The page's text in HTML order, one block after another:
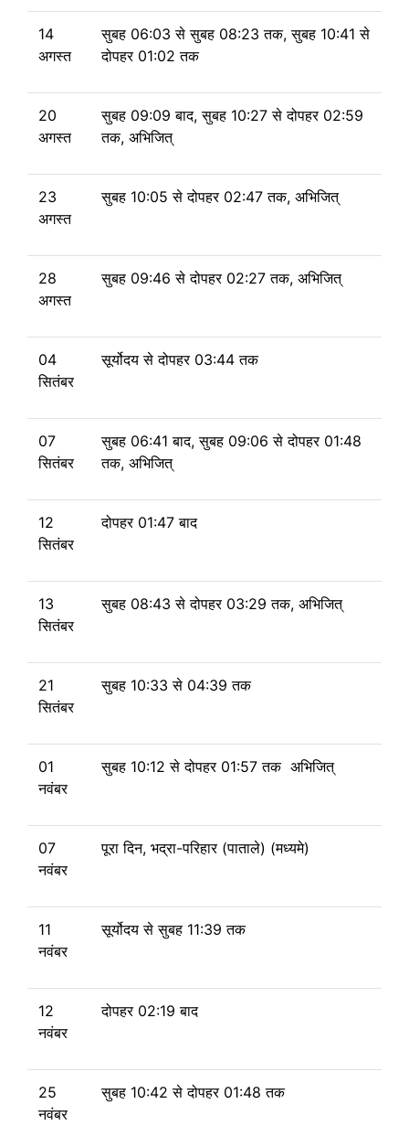
14
अगस्त
सुबह 06:03सेसुबह 08:23 तक, सुबह 10:41से
दोपहर 01:02 तक
20
अगस्त
सुबह 09:09 बाद, सुबह 10:27सेदोपहर 02:59
तक, अभिजित्
23
अगस्त
सुबह 10:05सेदोपहर 02:47 तक, अभिजित्
28
अगस्त
सुबह 09:46सेदोपहर 02:27 तक, अभिजित्
04
सितंबर
सूर्योदय सेदोपहर 03:44 तक
07
सितंबर
सुबह 06:41 बाद, सुबह 09:06सेदोपहर 01:48
तक, अभिजित्
12
सितंबर
दोपहर 01:47 बाद
13
सितंबर
सुबह 08:43सेदोपहर 03:29 तक, अभिजित्
21
सितंबर
सुबह 10:33से 04:39 तक
01
नवंबर
सुबह 10:12सेदोपहर 01:57 तक अभिजित्
07
नवंबर
पूरा दिन, भद्रा-परिहार (पाताले) (मध्यमे)
11
नवंबर
सूर्योदय सेसुबह 11:39 तक
12
नवंबर
दोपहर 02:19 बाद
25
नवंबर
सुबह 10:42सेदोपहर 01:48 तक